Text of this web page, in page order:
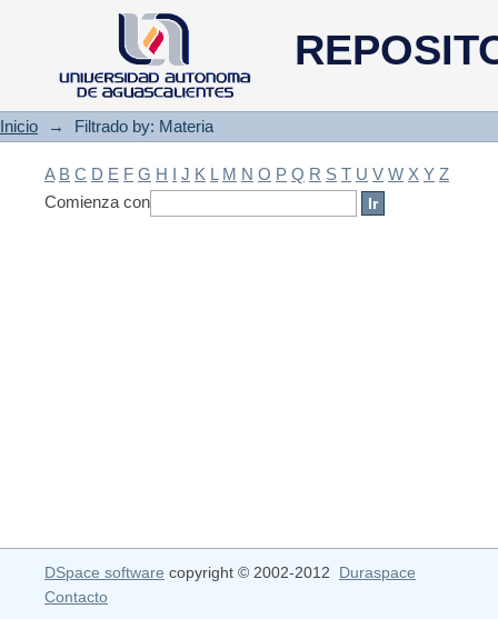
Filtrado by: Materia
Inicio → Filtrado by: Materia
A B C D E F G H I J K L M N O P Q R S T U V W X Y Z
Comienza con
DSpace software copyright © 2002-2012 Duraspace
Contacto